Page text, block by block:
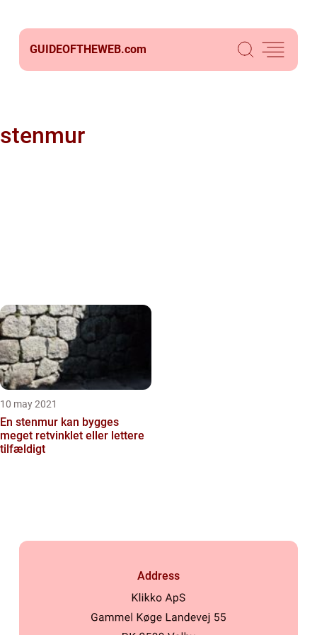
GUIDEOFTHEWEB.com
stenmur
10 may 2021
En stenmur kan bygges
meget retvinklet eller lettere
tilfældigt
Address